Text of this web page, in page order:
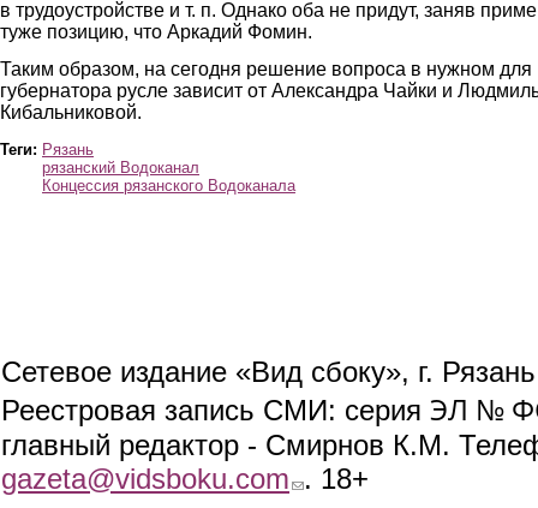
в трудоустройстве и т. п. Однако оба не придут, заняв
туже позицию, что Аркадий Фомин.
Таким образом, на сегодня решение вопроса в нужном для
губернатора русле зависит от Александра Чайки и
Кибальниковой.
Теги: Рязань
рязанский Водоканал
Концессия рязанского Водоканала
Сетевое издание «Вид сбоку», г.
Реестровая запись СМИ: серия ЭЛ №
главный редактор - Смирнов К.М.
gazeta@vidsboku.com (link sends e-mail)
. 18+